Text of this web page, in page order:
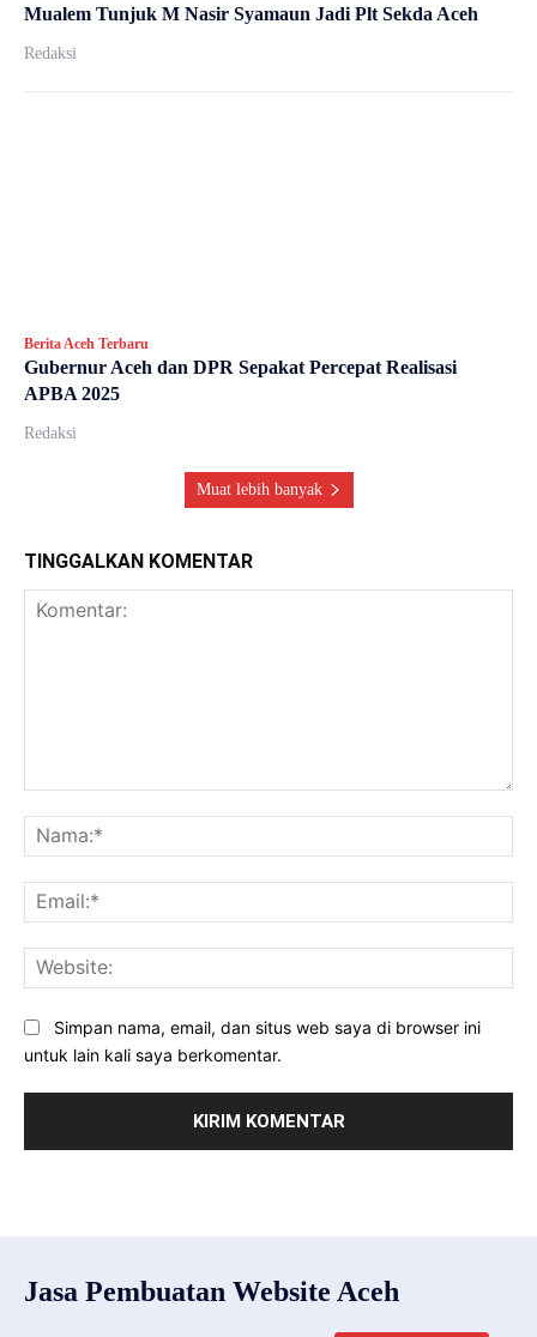
Mualem Tunjuk M Nasir Syamaun Jadi Plt Sekda Aceh
Redaksi
Berita Aceh Terbaru
Gubernur Aceh dan DPR Sepakat Percepat Realisasi
APBA 2025
Redaksi
Muat lebih banyak
TINGGALKAN KOMENTAR
Simpan nama, email, dan situs web saya di browser ini
untuk lain kali saya berkomentar.
Jasa Pembuatan Website Aceh